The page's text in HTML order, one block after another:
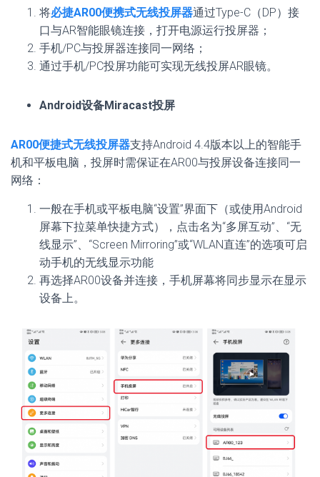
将必捷AR00便携式无线投屏器通过Type-C（DP）接
口与AR智能眼镜连接，打开电源运行投屏器；
手机/PC与投屏器连接同一网络；
通过手机/PC投屏功能可实现无线投屏AR眼镜。
Android设备Miracast投屏
AR00便捷式无线投屏器支持Android 4.4版本以上的智能手
机和平板电脑，投屏时需保证在AR00与投屏设备连接同一
网络：
一般在手机或平板电脑“设置”界面下（或使用Android
屏幕下拉菜单快捷方式），点击名为“多屏互动”、“无
线显示”、“Screen Mirroring”或“WLAN直连”的选项可启
动手机的无线显示功能
再选择AR00设备并连接，手机屏幕将同步显示在显示
设备上。